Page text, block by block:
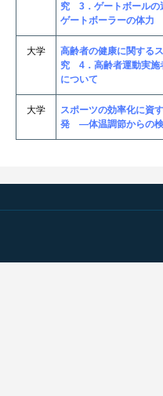
究 3．ゲートボールの
ゲートボーラーの体力
大学
高齢者の健康に関する
究 4．高齢者運動実施
について
大学
スポーツの効率化に資
発 ―体温調節からの